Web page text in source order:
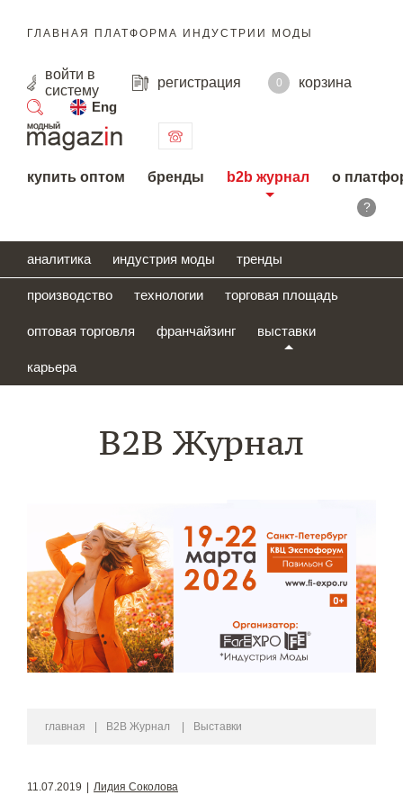
ГЛАВНАЯ ПЛАТФОРМА ИНДУСТРИИ МОДЫ
войти в
систему
регистрация 0
корзина
Eng
поиск
купить оптом бренды b2b журнал о
?
аналитика индустрия моды тренды
производство технологии торговая площадь
оптовая торговля франчайзинг выставки
карьера
B2B Журнал
главная B2B Журнал Выставки
11.07.2019 Лидия Соколова